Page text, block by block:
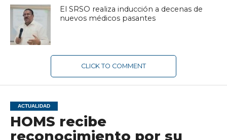
El SRSO realiza inducción a decenas de
nuevos médicos pasantes
CLICK TO COMMENT
ACTUALIDAD
HOMS recibe
reconocimiento por su